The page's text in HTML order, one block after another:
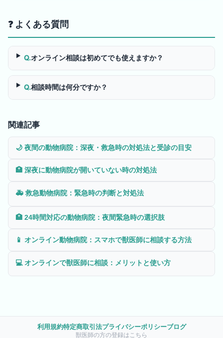
❓ よくある質問
Q.オンライン相談は初めてでも使えますか？
Q.相談時間は何分ですか？
関連記事
🌙 夜間の動物病院：深夜・救急時の対処法と受診の目安
🏥 深夜に動物病院が開いていない時の対処法
🚑 救急動物病院：緊急時の判断と対処法
🏥 24時間対応の動物病院：夜間緊急時の選択肢
📱 オンライン動物病院：スマホで獣医師に相談する方法
💻 オンラインで獣医師に相談：メリットと使い方
利用規約特定商取引法プライバシーポリシーブログ
獣医師の方の登録はこちら